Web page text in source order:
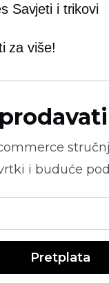
Savjeti i trikovi
za više!
i buduće
Pretplata